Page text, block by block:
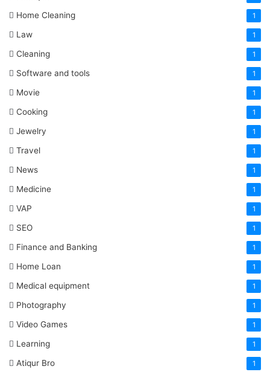
Home Cleaning 1
Law 1
Cleaning 1
Software and tools 1
Movie 1
Cooking 1
Jewelry 1
Travel 1
News 1
Medicine 1
VAP 1
SEO 1
Finance and Banking 1
Home Loan 1
Medical equipment 1
Photography 1
Video Games 1
Learning 1
Atiqur Bro 1